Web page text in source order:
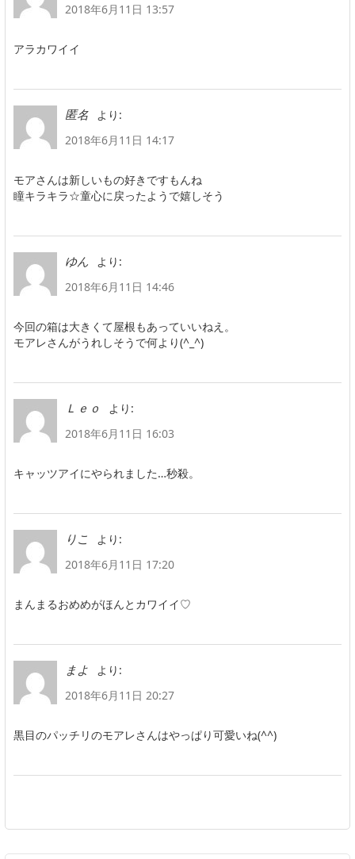
2018年6月11日 13:57
アラカワイイ
匿名
より:
2018年6月11日 14:17
モアさんは新しいもの好きですもんね
瞳キラキラ☆童心に戻ったようで嬉しそう
ゆん
より:
2018年6月11日 14:46
今回の箱は大きくて屋根もあっていいねえ。
モアレさんがうれしそうで何より(^_^)
Ｌｅｏ
より:
2018年6月11日 16:03
キャッツアイにやられました…秒殺。
りこ
より:
2018年6月11日 17:20
まんまるおめめがほんとカワイイ♡
まよ
より:
2018年6月11日 20:27
黒目のパッチリのモアレさんはやっぱり可愛いね(^^)